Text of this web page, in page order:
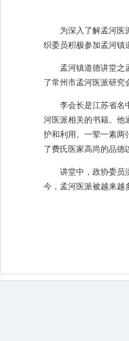
为深入了解孟河医
织委员积极参加孟河镇
孟河镇道德讲堂之
了常州市孟河医派研究
李会长是江苏省名
河医派相关的书籍。他
护和利用。一荤一素两
了费氏医家高尚的品德
讲堂中，政协委员
今，孟河医派被越来越